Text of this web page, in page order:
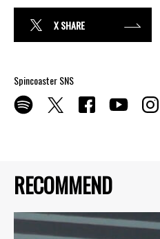
RECOMMEND
X SHARE
Spincoaster SNS